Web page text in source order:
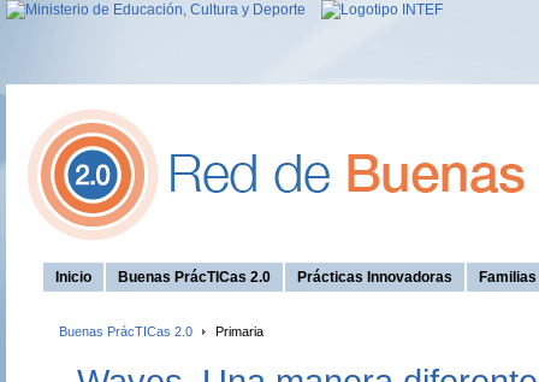
Inicio Buenas PrácTICas 2.0 Prácticas Innovadoras
Buenas PrácTICas 2.0 Primaria